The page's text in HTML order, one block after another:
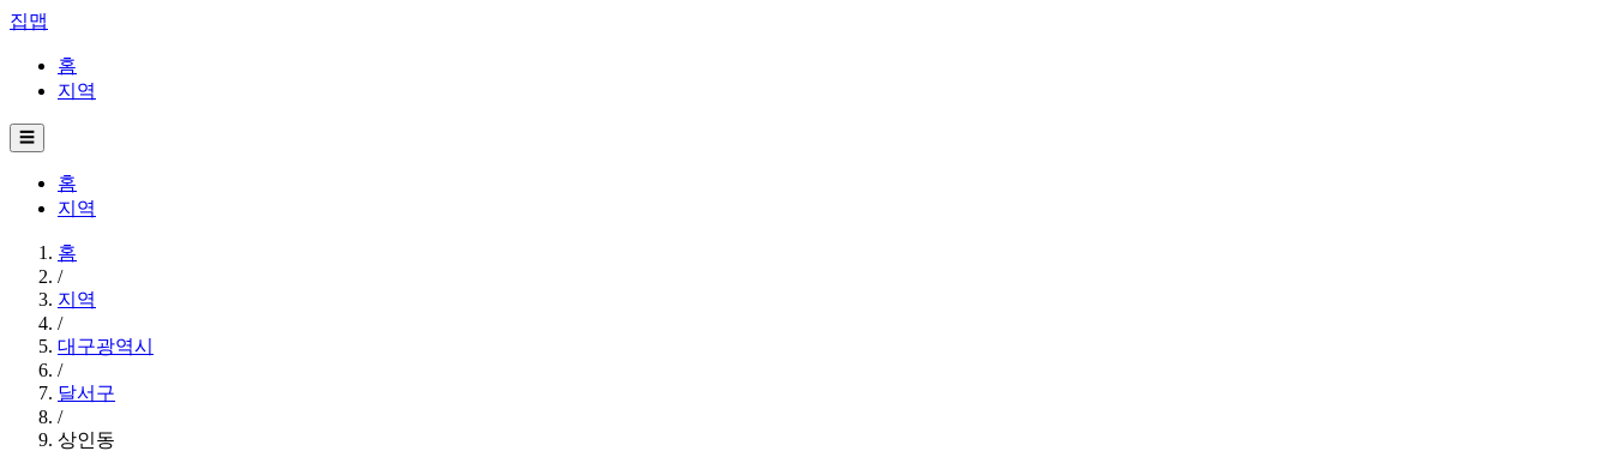
집맵
홈
지역
☰
홈
지역
홈
/
지역
/
대구광역시
/
달서구
/
상인동